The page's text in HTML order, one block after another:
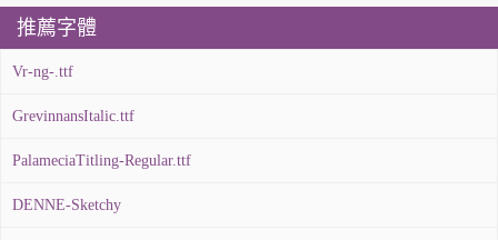
推薦字體
Vr-ng-.ttf
GrevinnansItalic.ttf
PalameciaTitling-Regular.ttf
DENNE-Sketchy